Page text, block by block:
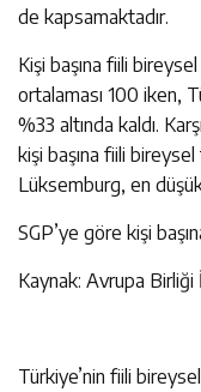
de kapsamaktadır.
Kişi başına fiili
ortalaması 100 iken,
%33 altında kaldı.
kişi başına fiili
Lüksemburg, en
SGP’ye göre kişi
Kaynak: Avrupa
Türkiye’nin fiili